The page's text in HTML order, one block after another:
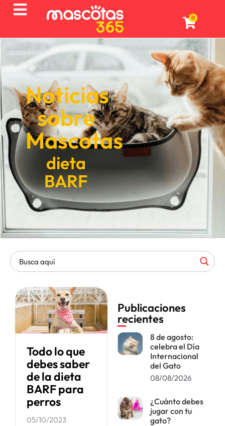
0
Noticias
sobre
Mascotas
dieta
BARF
Todo lo que
debes saber
de la dieta
BARF para
perros
05/10/2023
Publicaciones
recientes
8 de agosto:
celebra el Día
Internacional
del Gato
08/08/2026
¿Cuánto debes
jugar con tu
gato?